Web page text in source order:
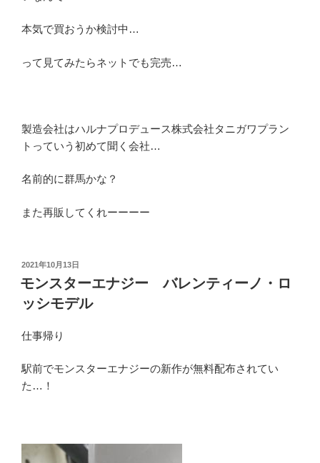
本気で買おうか検討中…
って見てみたらネットでも完売…
製造会社はハルナプロデュース株式会社タニガワプラン
トっていう初めて聞く会社…
名前的に群馬かな？
また再販してくれーーーー
投
稿
日:
2021年10月13日
モンスターエナジー バレンティーノ・ロ
ッシモデル
仕事帰り
駅前でモンスターエナジーの新作が無料配布されてい
た…！